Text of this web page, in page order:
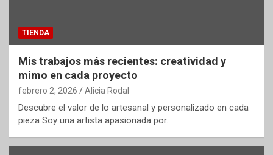
TIENDA
Mis trabajos más recientes: creatividad y
mimo en cada proyecto
febrero 2, 2026 Alicia Rodal
Descubre el valor de lo artesanal y personalizado en cada
pieza Soy una artista apasionada por…